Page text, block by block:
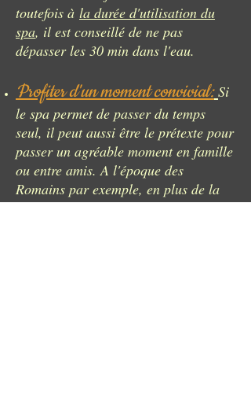
toutefois à la durée d'utilisation du
spa, il est conseillé de ne pas
dépasser les 30 min dans l'eau.
Profiter d'un moment convivial: Si
le spa permet de passer du temps
seul, il peut aussi être le prétexte pour
passer un agréable moment en famille
ou entre amis. A l'époque des
Romains par exemple, en plus de la
toilette, le spa était une façon de